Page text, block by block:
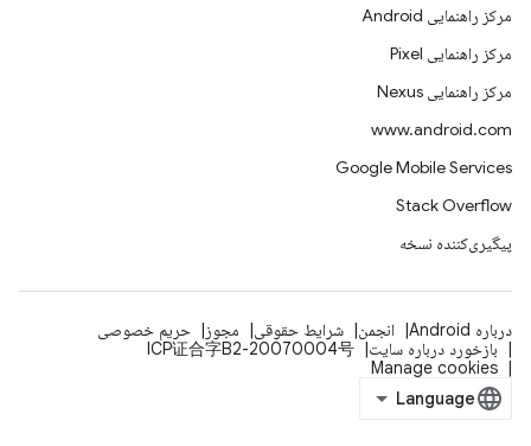
مرکز راهنمایی Android
مرکز راهنمایی Pixel
مرکز راهنمایی Nexus
www.android.com
Google Mobile Services
Stack Overflow
پیگیری‌کننده نسخه
درباره Android انجمن شرایط حقوقی مجوز
حریم خصوصی
بازخورد درباره سایت
ICP证合字B2-20070004号
Manage cookies